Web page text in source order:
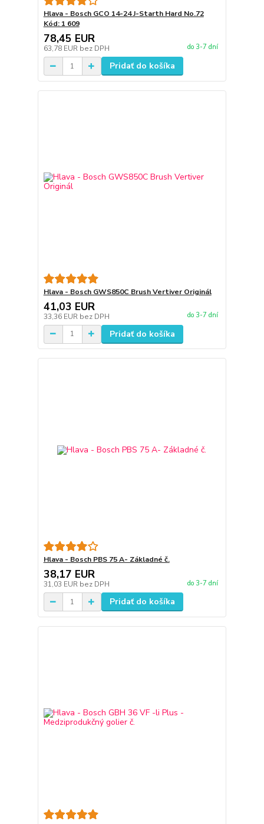
Hlava - Bosch GCO 14-24 J-Starth Hard No.72
Kód: 1 609
78,45 EUR
63,78 EUR bez DPH do 3-7 dní
Pridať do košíka
Hlava - Bosch GWS850C Brush Vertiver Originál
41,03 EUR
33,36 EUR bez DPH do 3-7 dní
Pridať do košíka
Hlava - Bosch PBS 75 A- Základné č.
38,17 EUR
31,03 EUR bez DPH do 3-7 dní
Pridať do košíka